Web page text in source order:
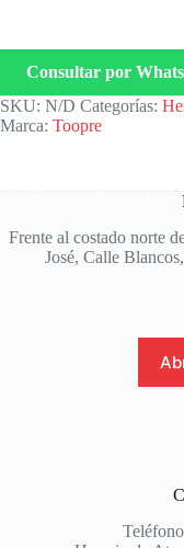
Consultar por
SKU: N/D Categorías:
Marca: Toopre
Frente al costado norte
José, Calle